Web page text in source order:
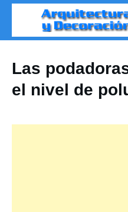
Las
el nivel de